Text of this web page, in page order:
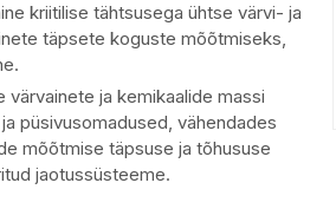
kriitilise tähtsusega ühtse värvi- ja
täpsete koguste mõõtmiseks,
ja kemikaalide massi
püsivusomadused, vähendades
mõõtmise täpsuse ja tõhususe
jaotussüsteeme.